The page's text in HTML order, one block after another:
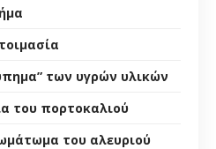
των υγρών υλικών
του πορτοκαλιού
του αλευριού